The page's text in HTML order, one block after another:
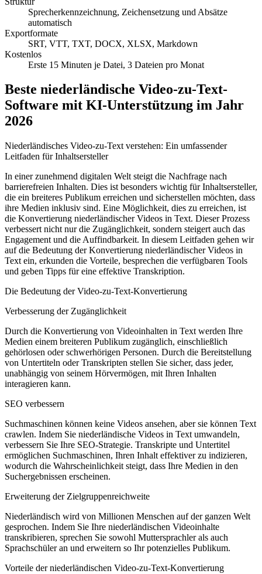
Sprecherkennzeichnung, Zeichensetzung und Absätze
automatisch
Exportformate
SRT, VTT, TXT, DOCX, XLSX, Markdown
Kostenlos
Erste 15 Minuten je Datei, 3 Dateien pro Monat
Beste niederländische Video-zu-Text-
Software mit KI-Unterstützung im Jahr
2026
Niederländisches Video-zu-Text verstehen: Ein umfassender
Leitfaden für Inhaltsersteller
In einer zunehmend digitalen Welt steigt die Nachfrage nach
barrierefreien Inhalten. Dies ist besonders wichtig für Inhaltsersteller,
die ein breiteres Publikum erreichen und sicherstellen möchten, dass
ihre Medien inklusiv sind. Eine Möglichkeit, dies zu erreichen, ist
die Konvertierung niederländischer Videos in Text. Dieser Prozess
verbessert nicht nur die Zugänglichkeit, sondern steigert auch das
Engagement und die Auffindbarkeit. In diesem Leitfaden gehen wir
auf die Bedeutung der Konvertierung niederländischer Videos in
Text ein, erkunden die Vorteile, besprechen die verfügbaren Tools
und geben Tipps für eine effektive Transkription.
Die Bedeutung der Video-zu-Text-Konvertierung
Verbesserung der Zugänglichkeit
Durch die Konvertierung von Videoinhalten in Text werden Ihre
Medien einem breiteren Publikum zugänglich, einschließlich
gehörlosen oder schwerhörigen Personen. Durch die Bereitstellung
von Untertiteln oder Transkripten stellen Sie sicher, dass jeder,
unabhängig von seinem Hörvermögen, mit Ihren Inhalten
interagieren kann.
SEO verbessern
Suchmaschinen können keine Videos ansehen, aber sie können Text
crawlen. Indem Sie niederländische Videos in Text umwandeln,
verbessern Sie Ihre SEO-Strategie. Transkripte und Untertitel
ermöglichen Suchmaschinen, Ihren Inhalt effektiver zu indizieren,
wodurch die Wahrscheinlichkeit steigt, dass Ihre Medien in den
Suchergebnissen erscheinen.
Erweiterung der Zielgruppenreichweite
Niederländisch wird von Millionen Menschen auf der ganzen Welt
gesprochen. Indem Sie Ihre niederländischen Videoinhalte
transkribieren, sprechen Sie sowohl Muttersprachler als auch
Sprachschüler an und erweitern so Ihr potenzielles Publikum.
Vorteile der niederländischen Video-zu-Text-Konvertierung